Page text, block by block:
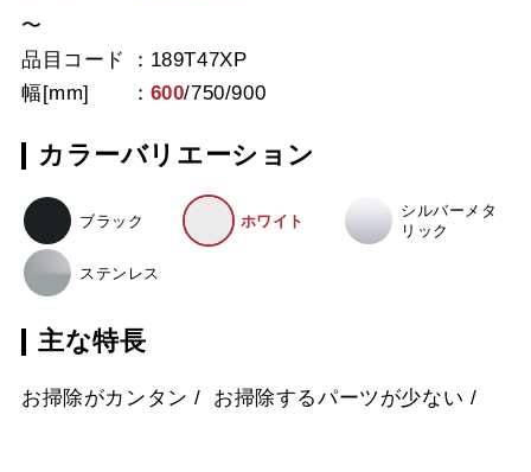
〜
品目コード
189T47XP
幅[mm]
600/750/900
カラーバリエーション
ブラック ホワイト
シルバーメタ
リック
ステンレス
主な特長
お掃除がカンタン お掃除するパーツが少ない